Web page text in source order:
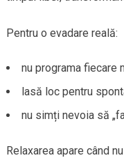
Pentru o evadare reală:
nu programa fiecare
lasă loc pentru
nu simți nevoia să
Relaxarea apare când